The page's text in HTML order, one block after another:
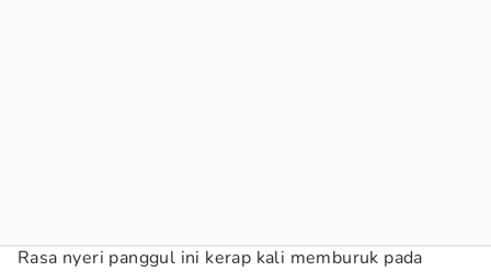
Rasa nyeri panggul ini kerap kali memburuk pada